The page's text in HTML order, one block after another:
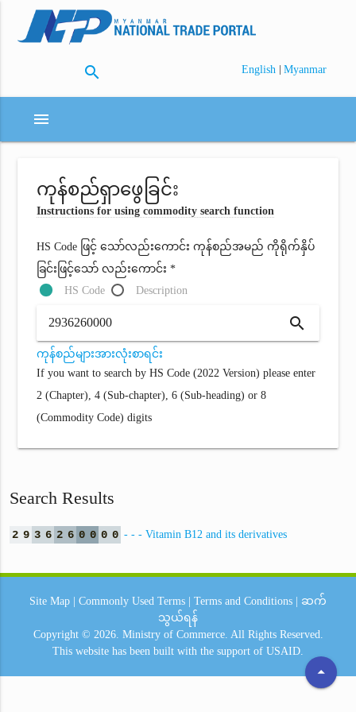
search English | Myanmar
menu
ကုန်စည်ရှာဖွေခြင်း
Instructions for using commodity search function
HS Code ဖြင့် သော်လည်းကောင်း ကုန်စည်အမည် ကိုရိုက်နှိပ်
ခြင်းဖြင့်သော် လည်းကောင်း *
HS Code
Description
search
ကုန်စည်များအားလုံးစာရင်း
If you want to search by HS Code (2022 Version) please enter
2 (Chapter), 4 (Sub-chapter), 6 (Sub-heading) or 8
(Commodity Code) digits
Search Results
2 9 3 6 2 6 0 0 0 0 - - - Vitamin B12 and its derivatives
arrow_drop_up
Site Map Commonly Used Terms Terms and Conditions
ဆက်
သွယ်ရန်
Copyright © 2026. Ministry of Commerce. All Rights Reserved.
This website has been built with the support of USAID.